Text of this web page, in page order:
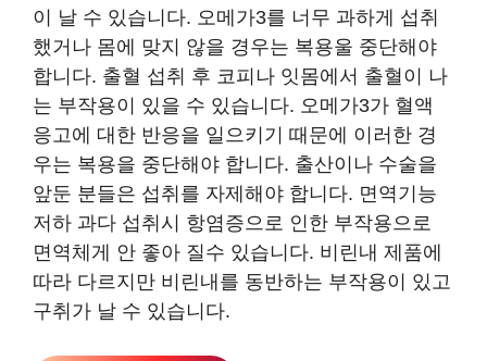
이 날 수 있습니다. 오메가3를 너무 과하게 섭취
했거나 몸에 맞지 않을 경우는 복용울 중단해야
합니다. 출혈 섭취 후 코피나 잇몸에서 출혈이 나
는 부작용이 있을 수 있습니다. 오메가3가 혈액
응고에 대한 반응을 일으키기 때문에 이러한 경
우는 복용을 중단해야 합니다. 출산이나 수술을
앞둔 분들은 섭취를 자제해야 합니다. 면역기능
저하 과다 섭취시 항염증으로 인한 부작용으로
면역체게 안 좋아 질수 있습니다. 비린내 제품에
따라 다르지만 비린내를 동반하는 부작용이 있고
구취가 날 수 있습니다.